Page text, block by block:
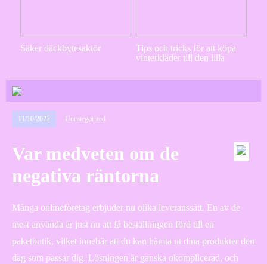
Säker däckbytesaktör
Tips och tricks för att köpa
vinterkläder till den lilla
11/10/2022 Uncategorized
Var medveten om de
negativa räntorna
Många onlineföretag erbjuder nu olika leveranssätt. En av de
mest använda är just nu att få beställningen förd till en
paketbutik, vilket innebär att du kan hämta ut dina produkter den
dag som passar dig. Lösningen är ganska okomplicerad, och